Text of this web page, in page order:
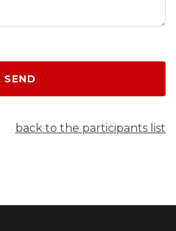
SEND
back to the participants list